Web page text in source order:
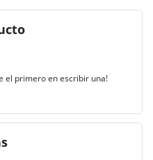
el primero en escribir una!